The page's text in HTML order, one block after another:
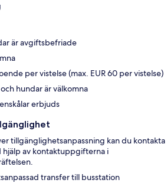
är avgiftsbefriade
per vistelse (max. EUR 60 per vistelse)
hundar är välkomna
erbjuds
tillgänglighetsanpassning kan du kontakta
av kontaktuppgifterna i
transfer till busstation